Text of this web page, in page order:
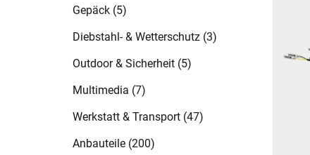
Gepäck (5)
Diebstahl- & Wetterschutz (3)
Outdoor & Sicherheit (5)
Multimedia (7)
Werkstatt & Transport (47)
Anbauteile (200)